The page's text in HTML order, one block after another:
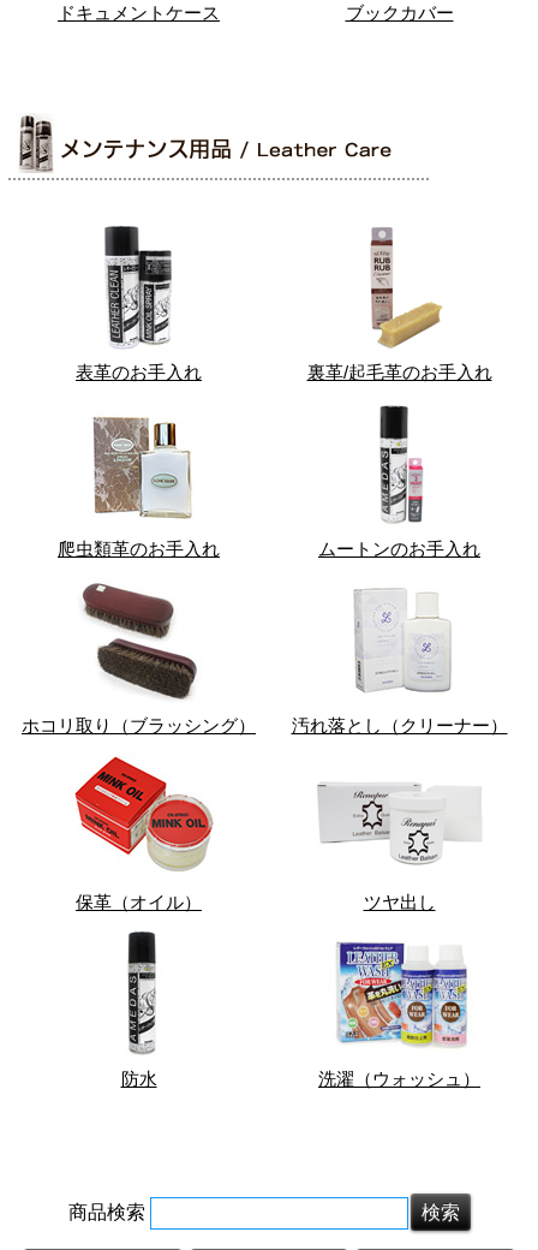
ドキュメントケース ブックカバー
表革のお手入れ 裏革/起毛革のお手入れ
爬虫類革のお手入れ ムートンのお手入れ
ホコリ取り（ブラッシング） 汚れ落とし（クリーナー）
保革（オイル） ツヤ出し
防水 洗濯（ウォッシュ）
商品検索